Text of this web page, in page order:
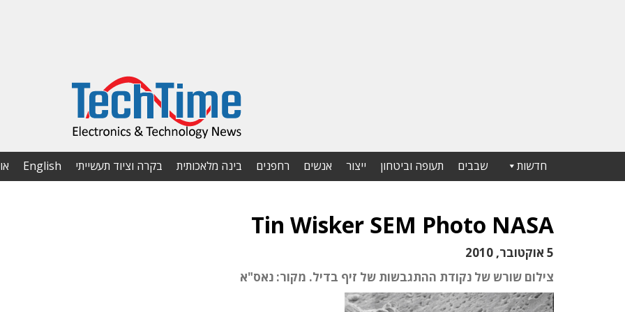
חדשות שבבים תעופה וביטחון ייצור אנשים רחפנים בינה מלאכותית בקרה וציוד תעשייתי English
Tin Wisker SEM Photo NASA
5 אוקטובר, 2010
צילום שורש של נקודת ההתגבשות של זיף בדיל. מקור: נאס"א